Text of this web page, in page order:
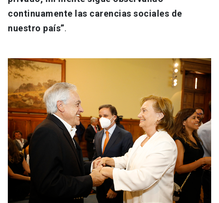
continuamente las carencias sociales de
nuestro país”.